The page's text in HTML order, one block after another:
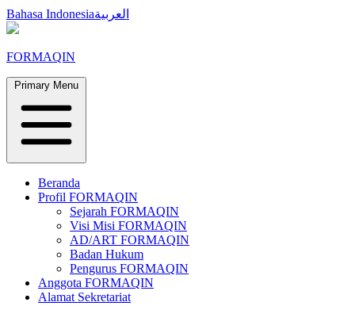
Skip
to
Bahasa Indonesiaالعربية
FORMAQIN
Primary Menu
Beranda
Profil FORMAQIN
Sejarah FORMAQIN
Visi Misi FORMAQIN
AD/ART FORMAQIN
Badan Hukum
Pengurus FORMAQIN
Anggota FORMAQIN
Alamat Sekretariat